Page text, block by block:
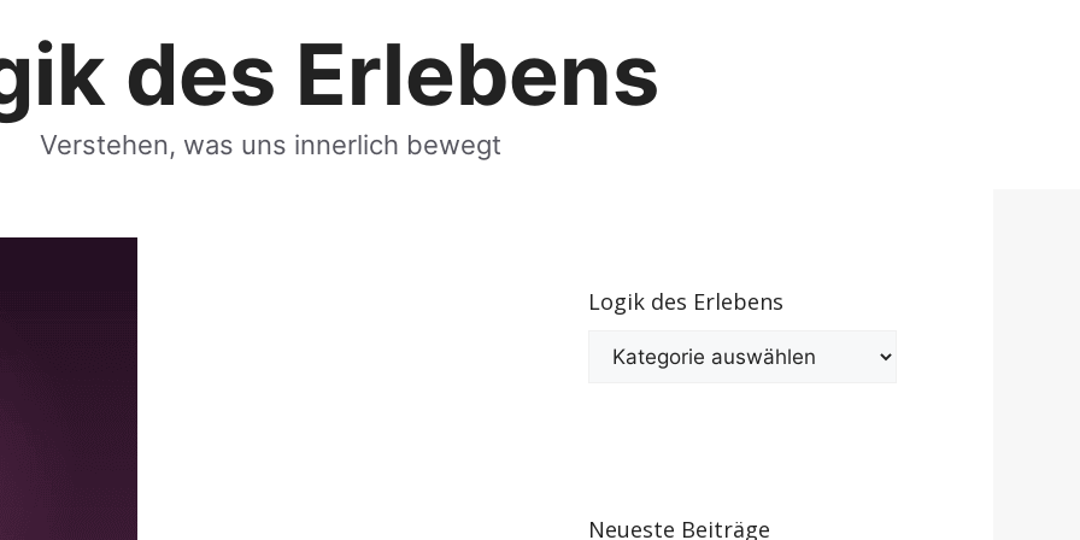
des Erlebens
Verstehen, was uns innerlich bewegt
Logik des Erlebens
Logik
Neueste Beiträge